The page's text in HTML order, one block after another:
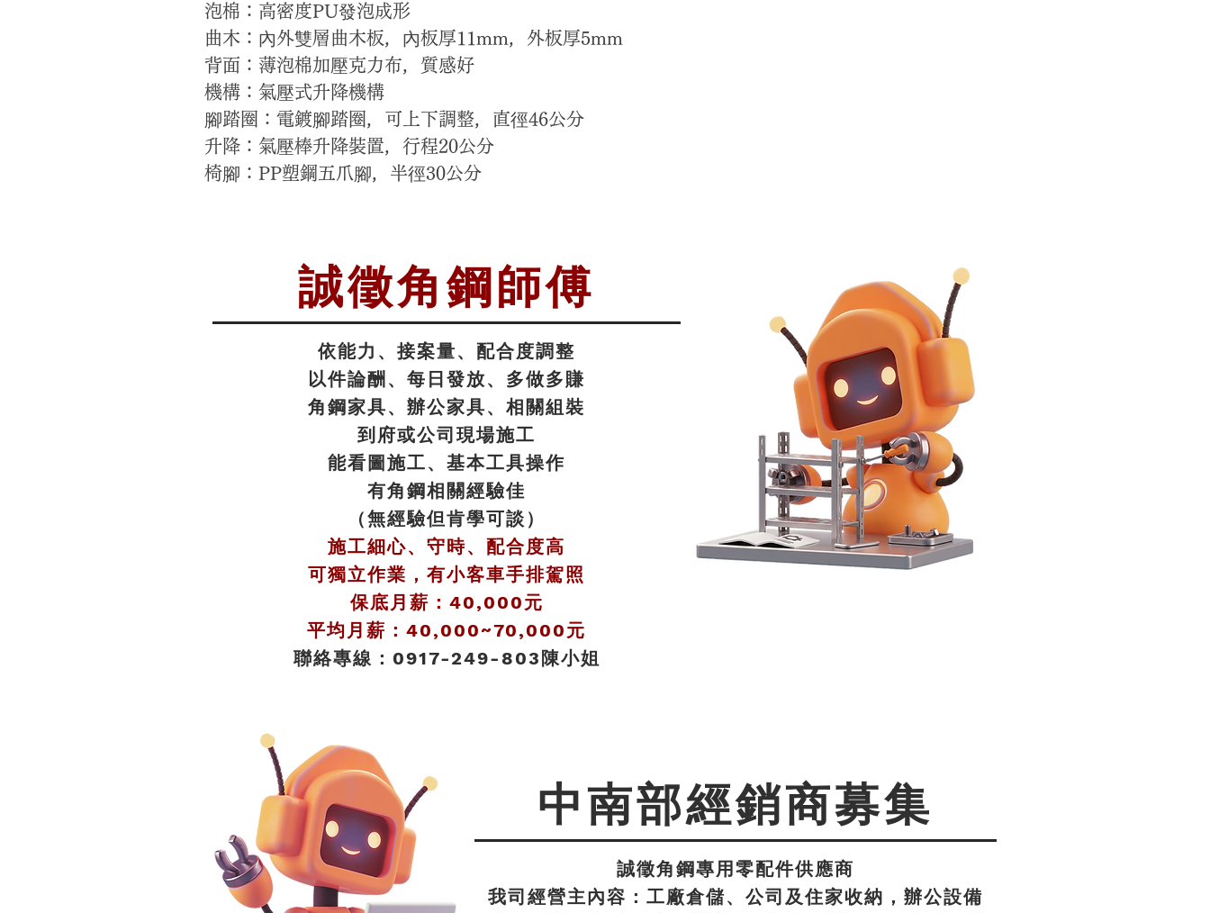
泡棉：高密度PU發泡成形
曲木：內外雙層曲木板，內板厚11mm，外板厚5mm
背面：薄泡棉加壓克力布，質感好
機構：氣壓式升降機構
腳踏圈：電鍍腳踏圈，可上下調整，直徑46公分
升降：氣壓棒升降裝置，行程20公分
椅腳：PP塑鋼五爪腳，半徑30公分
誠徵角鋼師傅
依能力、接案量、 配合度調整
以件論酬、每日發放、多做多賺
角鋼家具、辦公家具、相關組裝
到府或公司現場施工
能看圖施工、基本工具操作
有角鋼相關經驗佳
（無經驗但肯學可談）
施工細心、守時、配合度高
可獨立作業，有小客車手排駕照
保底月薪：40,000元
平均月薪：40,000~70,000元
聯絡專線：0917-249-803陳小姐
中南部經銷商募集
誠徵角鋼專用零配件供應商
我司經營主內容：工廠倉儲、公司及住家收納，辦公設備